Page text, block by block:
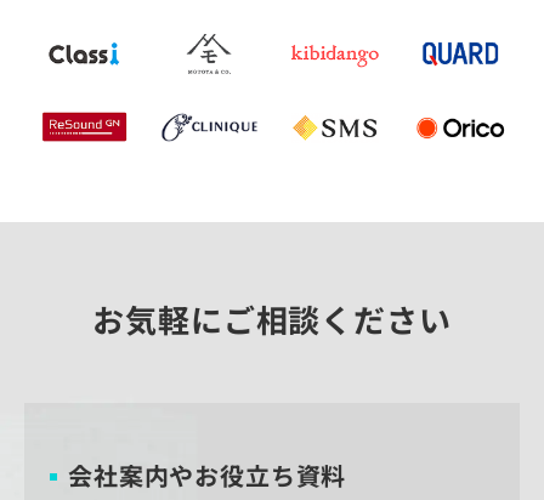
お気軽にご相談ください
会社案内やお役立ち資料